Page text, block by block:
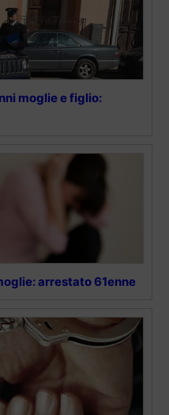
moglie e figlio:
arrestato 61enne